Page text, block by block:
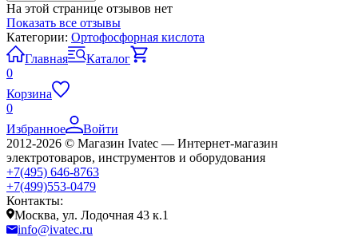
На этой странице отзывов нет
Показать все отзывы
Категории: Ортофосфорная кислота
Главная
Каталог
0
Корзина
0
Избранное
Войти
2012-2026 © Магазин Ivatec — Интернет-магазин
электротоваров, инструментов и оборудования
+7(495) 646-8763
+7(499)553-0479
Контакты:
Москва, ул. Лодочная 43 к.1
info@ivatec.ru